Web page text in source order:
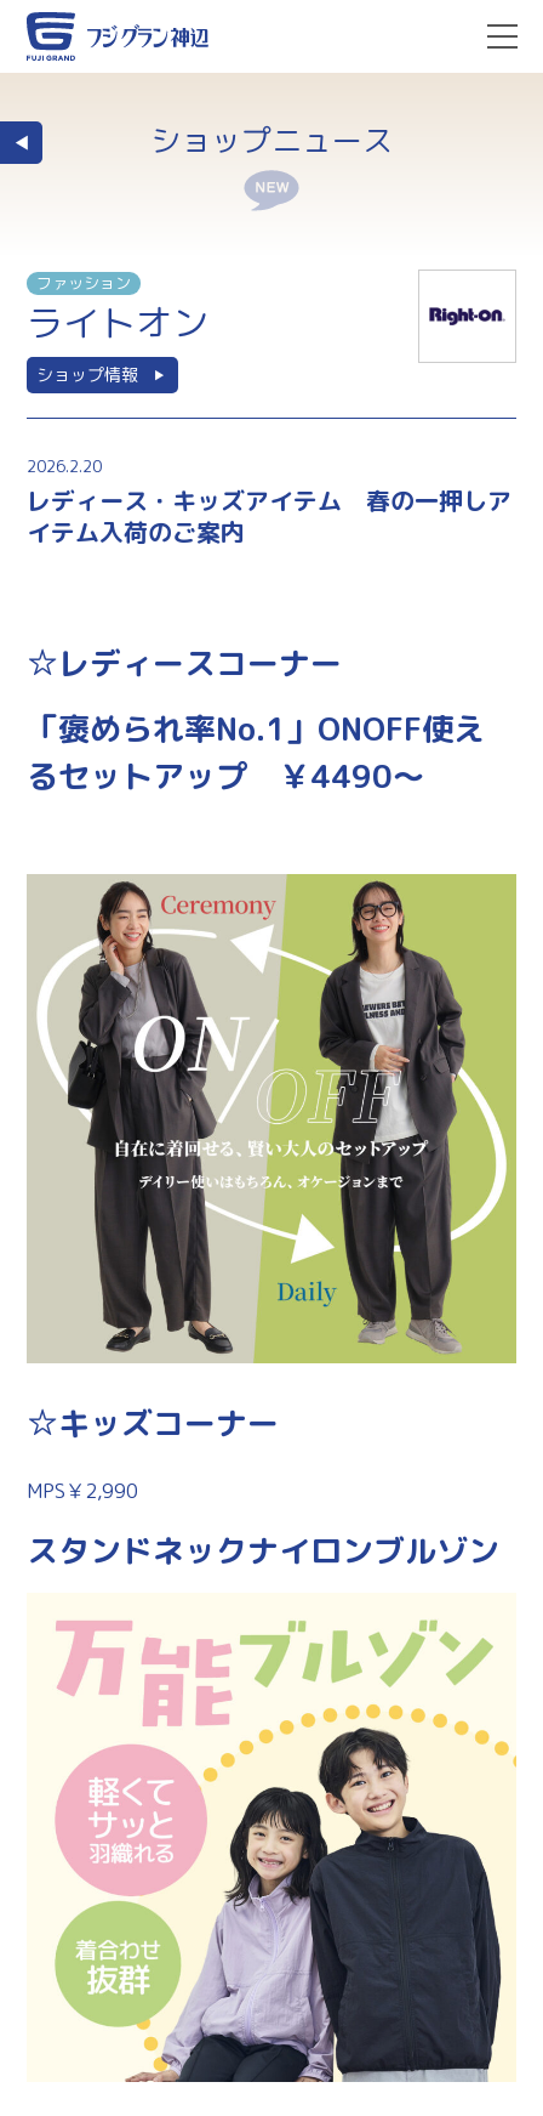
ショップニュース
ファッション
ライトオン
ショップ情報
2026.2.20
レディース・キッズアイテム 春の一押しア
イテム入荷のご案内
☆レディースコーナー
「褒められ率No.1」ONOFF使え
るセットアップ ￥4490～
☆キッズコーナー
MPS￥2,990
スタンドネックナイロンブルゾン